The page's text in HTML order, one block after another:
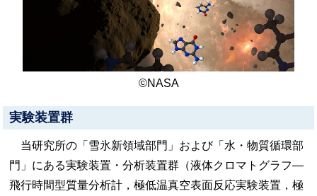
©NASA
実験装置群
当研究所の「雪氷新領域部門」および「水・物質循環部
門」にある実験装置・分析装置群（液体クロマトグラフ—
飛行時間型質量分析計，極低温真空表面反応実験装置，極